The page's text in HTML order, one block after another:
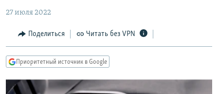
навигации
Вернутся
IDEL.РЕАЛИИ
КАВКАЗ.РЕАЛИИ
СИБИРЬ.РЕАЛИИ
27 июля 2022
Поделиться Читать без VPN
Приоритетный источник в Google